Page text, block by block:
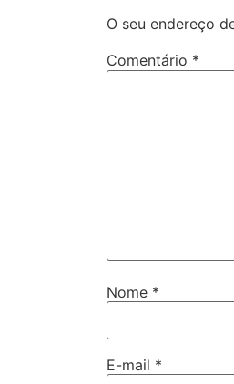
O seu endereço
Comentário *
Nome *
E-mail *